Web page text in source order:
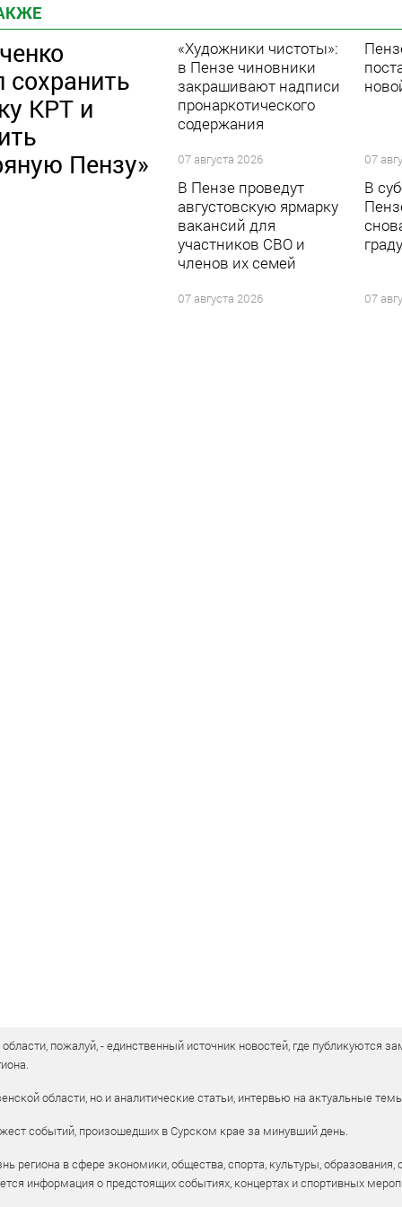
сохранить
КРТ и
Пензу»
«Художники чистоты»:
в Пензе чиновники
закрашивают надписи
пронаркотического
содержания
07 августа 2026 07
В Пензе проведут
августовскую ярмарку
вакансий для
участников СВО и
членов их семей
07 августа 2026
В
07
пожалуй, - единственный источник новостей, где публикуются
области, но и аналитические статьи, интервью на актуальные
событий, произошедших в Сурском крае за минувший день.
региона в сфере экономики, общества, спорта, культуры, образования,
информация о предстоящих событиях, концертах и спортивных